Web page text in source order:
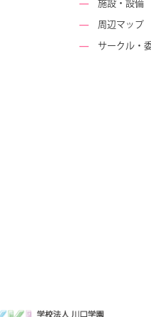
―
周辺マップ
―
サークル・